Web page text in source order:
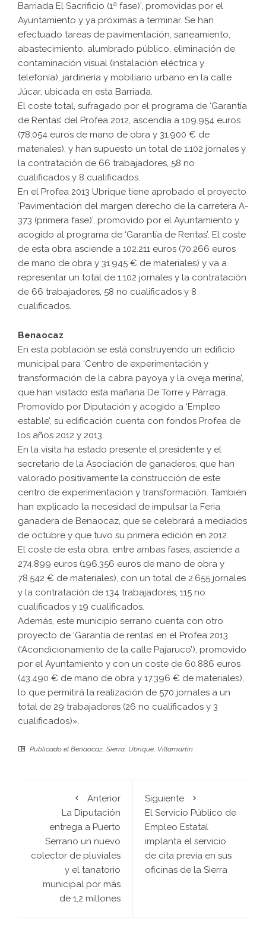
Barriada El Sacrificio (1ª fase)’, promovidas por el
Ayuntamiento y ya próximas a terminar. Se han
efectuado tareas de pavimentación, saneamiento,
abastecimiento, alumbrado público, eliminación de
contaminación visual (instalación eléctrica y
telefonía), jardinería y mobiliario urbano en la calle
Júcar, ubicada en esta Barriada.
El coste total, sufragado por el programa de ‘Garantía
de Rentas’ del Profea 2012, ascendía a 109.954 euros
(78.054 euros de mano de obra y 31.900 € de
materiales), y han supuesto un total de 1.102 jornales y
la contratación de 66 trabajadores, 58 no
cualificados y 8 cualificados.
En el Profea 2013 Ubrique tiene aprobado el proyecto
‘Pavimentación del margen derecho de la carretera A-
373 (primera fase)’, promovido por el Ayuntamiento y
acogido al programa de ‘Garantía de Rentas’. El coste
de esta obra asciende a 102.211 euros (70.266 euros
de mano de obra y 31.945 € de materiales) y va a
representar un total de 1.102 jornales y la contratación
de 66 trabajadores, 58 no cualificados y 8
cualificados.
Benaocaz
En esta población se está construyendo un edificio
municipal para ‘Centro de experimentación y
transformación de la cabra payoya y la oveja merina’,
que han visitado esta mañana De Torre y Párraga.
Promovido por Diputación y acogido a ‘Empleo
estable’, su edificación cuenta con fondos Profea de
los años 2012 y 2013.
En la visita ha estado presente el presidente y el
secretario de la Asociación de ganaderos, que han
valorado positivamente la construcción de este
centro de experimentación y transformación. También
han explicado la necesidad de impulsar la Feria
ganadera de Benaocaz, que se celebrará a mediados
de octubre y que tuvo su primera edición en 2012.
El coste de esta obra, entre ambas fases, asciende a
274.899 euros (196.356 euros de mano de obra y
78.542 € de materiales), con un total de 2.655 jornales
y la contratación de 134 trabajadores, 115 no
cualificados y 19 cualificados.
Además, este municipio serrano cuenta con otro
proyecto de ‘Garantía de rentas’ en el Profea 2013
(‘Acondicionamiento de la calle Pajaruco’), promovido
por el Ayuntamiento y con un coste de 60.886 euros
(43.490 € de mano de obra y 17.396 € de materiales),
lo que permitirá la realización de 570 jornales a un
total de 29 trabajadores (26 no cualificados y 3
cualificados)».
Publicado el Benaocaz, Sierra, Ubrique, Villamartín
Anterior
La Diputación
entrega a Puerto
Serrano un nuevo
colector de pluviales
y el tanatorio
municipal por más
de 1,2 millones
Siguiente
El Servicio Público de
Empleo Estatal
implanta el servicio
de cita previa en sus
oficinas de la Sierra